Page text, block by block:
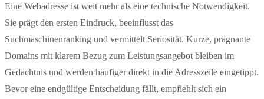
Eine Webadresse ist weit mehr als eine technische Notwendigkeit.
Sie prägt den ersten Eindruck, beeinflusst das
Suchmaschinenranking und vermittelt Seriosität. Kurze, prägnante
Domains mit klarem Bezug zum Leistungsangebot bleiben im
Gedächtnis und werden häufiger direkt in die Adresszeile eingetippt.
Bevor eine endgültige Entscheidung fällt, empfiehlt sich ein